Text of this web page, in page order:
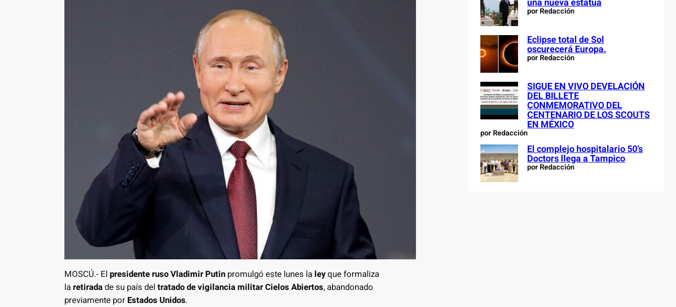
MOSCÚ.- El presidente ruso Vladimir Putin promulgó este lunes la leyque formaliza
laretiradade su país del tratado de vigilancia militar Cielos Abiertos, abandonado
previamente por Estados Unidos.
una nueva estatua
por Redacción
Eclipse total de Sol
oscurecerá Europa.
por Redacción
SIGUE EN VIVO DEVELACIÓN
DEL BILLETE
CONMEMORATIVO DEL
CENTENARIO DE LOS SCOUTS
EN MÉXICO
por Redacción
El complejo hospitalario 50’s
Doctors llega a Tampico
por Redacción